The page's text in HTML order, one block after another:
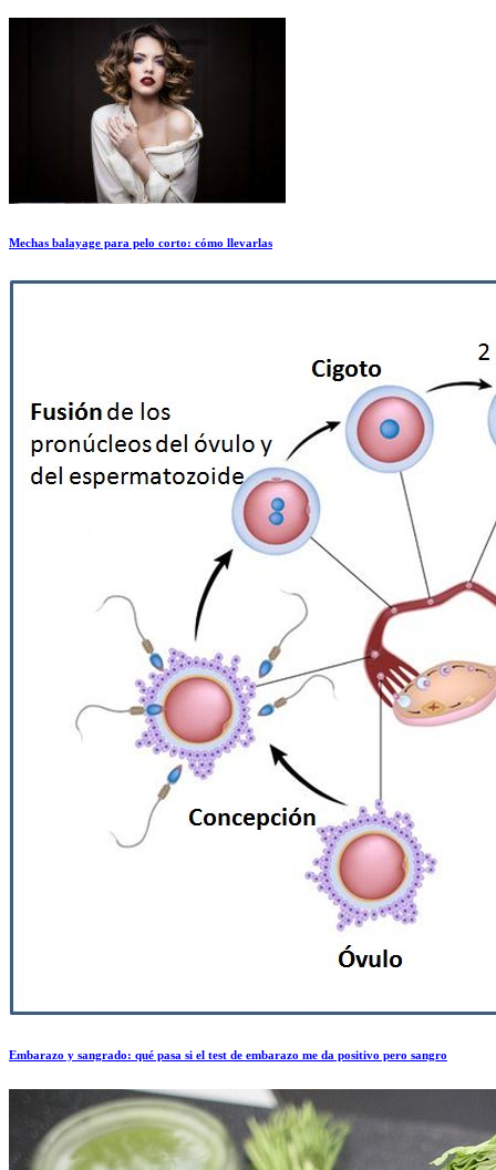
Mechas balayage para pelo corto: cómo llevarlas
Embarazo y sangrado: qué pasa si el test de embarazo me da positivo pero sangro